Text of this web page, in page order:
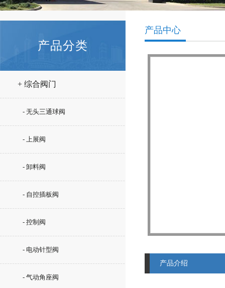
产品分类
+ 综合阀门
- 无头三通球阀
- 上展阀
- 卸料阀
- 自控插板阀
- 控制阀
- 电动针型阀
- 气动角座阀
产品中心
产品介绍